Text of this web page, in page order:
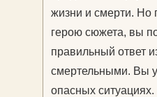
жизни и смерти. Но
герою сюжета, вы
правильный ответ
смертельными. Вы
опасных ситуациях.